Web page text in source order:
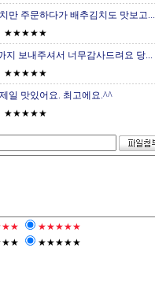
만 주문하다가 배추김치도 맛보고...
★★★★★
지 보내주셔서 너무감사드려요 당...
★★★★★
일 맛있어요. 최고에요.^^
★★★★★
★★★★★
★★★★★